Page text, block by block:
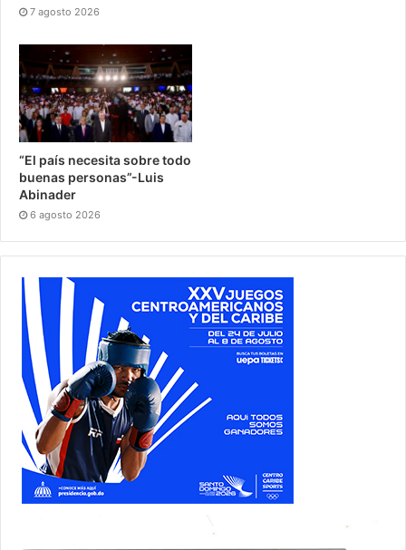
7 agosto 2026
“El país necesita sobre todo
buenas personas”-Luis
Abinader
6 agosto 2026